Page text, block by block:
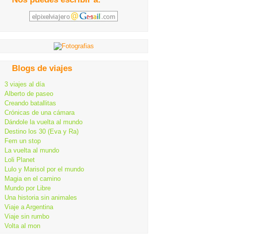
Blogs de viajes
3 viajes al día
Alberto de paseo
Creando batallitas
Crónicas de una cámara
Dándole la vuelta al mundo
Destino los 30 (Eva y Ra)
Fem un stop
La vuelta al mundo
Loli Planet
Lulo y Marisol por el mundo
Magia en el camino
Mundo por Libre
Una historia sin animales
Viaje a Argentina
Viaje sin rumbo
Volta al mon